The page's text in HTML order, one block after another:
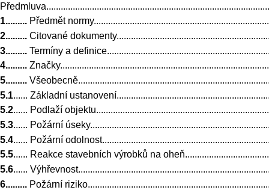
1......... Předmět
2......... Citované
3......... Termíny a
4.........
5.........
5.1...... Základní
5.2...... Podlaží
5.3...... Požární
5.4...... Požární
5.5...... Reakce stavebních výrobků na
5.6......
6......... Požární